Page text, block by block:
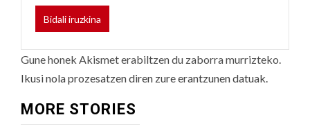
Gune honek Akismet erabiltzen du zaborra murrizteko.
Ikusi nola prozesatzen diren zure erantzunen datuak.
MORE STORIES